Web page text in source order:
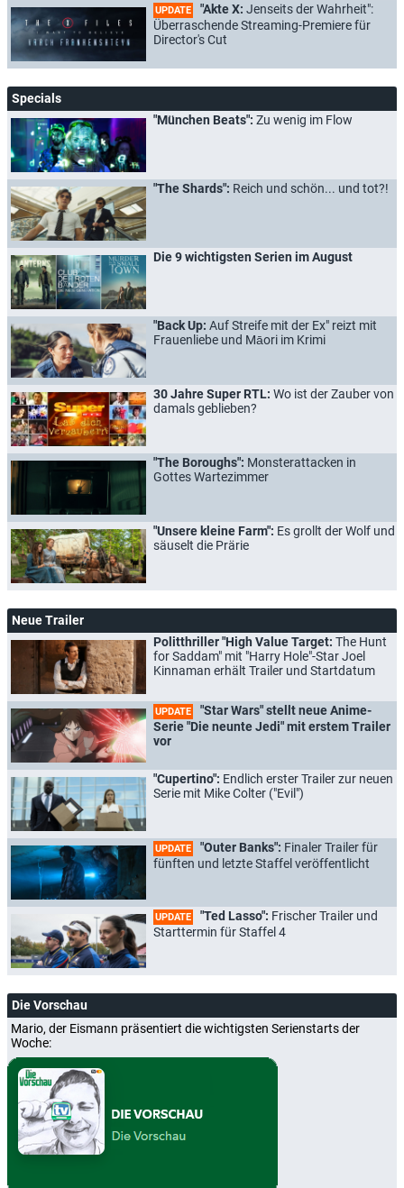
UPDATE "Akte X: Jenseits der Wahrheit":
Überraschende Streaming-Premiere für
Director's Cut
Specials
"München Beats": Zu wenig im Flow
"The Shards": Reich und schön... und tot?!
Die 9 wichtigsten Serien im August
"Back Up: Auf Streife mit der Ex" reizt mit
Frauenliebe und Māori im Krimi
30 Jahre Super RTL: Wo ist der Zauber von
damals geblieben?
"The Boroughs": Monsterattacken in
Gottes Wartezimmer
"Unsere kleine Farm": Es grollt der Wolf und
säuselt die Prärie
Neue Trailer
Politthriller "High Value Target: The Hunt
for Saddam" mit "Harry Hole"-Star Joel
Kinnaman erhält Trailer und Startdatum
UPDATE
"Star Wars" stellt neue Anime-
Serie "Die neunte Jedi" mit erstem Trailer
vor
"Cupertino": Endlich erster Trailer zur neuen
Serie mit Mike Colter ("Evil")
UPDATE "Outer Banks": Finaler Trailer für
fünften und letzte Staffel veröffentlicht
UPDATE "Ted Lasso": Frischer Trailer und
Starttermin für Staffel 4
Die Vorschau
Mario, der Eismann präsentiert die wichtigsten Serienstarts der
Woche: